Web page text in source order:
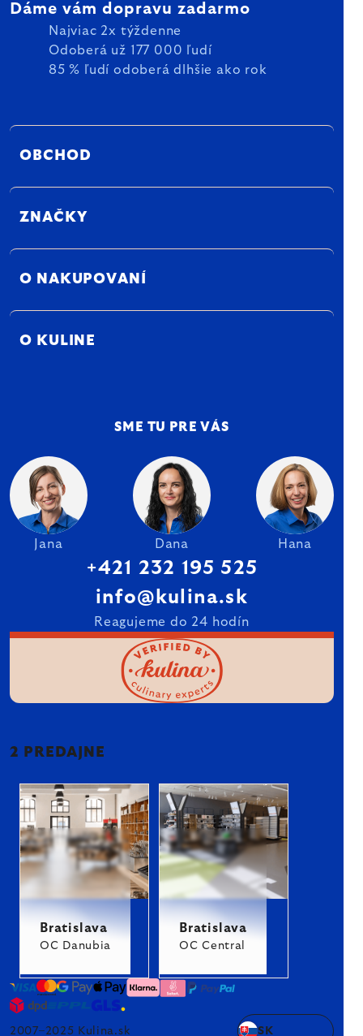
Dáme vám dopravu zadarmo
Najviac 2x týždenne
Odoberá už 177 000 ľudí
85 % ľudí odoberá dlhšie ako rok
OBCHOD
ZNAČKY
O NAKUPOVANÍ
O KULINE
SME TU PRE VÁS
Jana Dana Hana
+421 232 195 525
info@kulina.sk
Reagujeme do 24 hodín
2 PREDAJNE
Bratislava
OC Danubia
Bratislava
OC Central
2007–2025 Kulina.sk SK